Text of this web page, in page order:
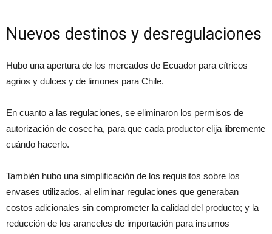
Nuevos destinos y desregulaciones
Hubo una apertura de los mercados de Ecuador para cítricos
agrios y dulces y de limones para Chile.
En cuanto a las regulaciones, se eliminaron los permisos de
autorización de cosecha, para que cada productor elija libremente
cuándo hacerlo.
También hubo una simplificación de los requisitos sobre los
envases utilizados, al eliminar regulaciones que generaban
costos adicionales sin comprometer la calidad del producto; y la
reducción de los aranceles de importación para insumos